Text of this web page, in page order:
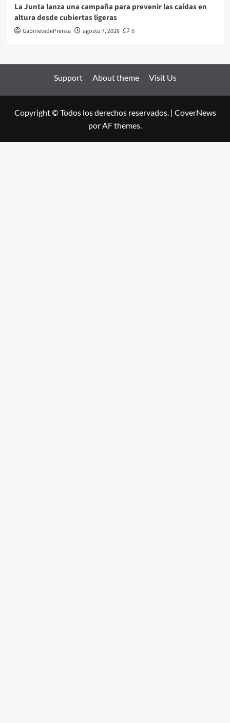
La Junta lanza una campaña para prevenir las caídas en
altura desde cubiertas ligeras
GabinetedePrensa agosto 7, 2026 0
Support About theme Visit Us
Copyright © Todos los derechos reservados. | CoverNews
por AF themes.